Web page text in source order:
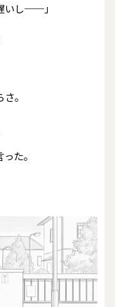
いし──」
。
た。